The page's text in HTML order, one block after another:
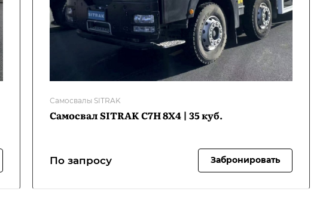
Самосвалы SITRAK
Самосвал SITRAK C7H 8Х4 | 35 куб.
По запросу Забронировать